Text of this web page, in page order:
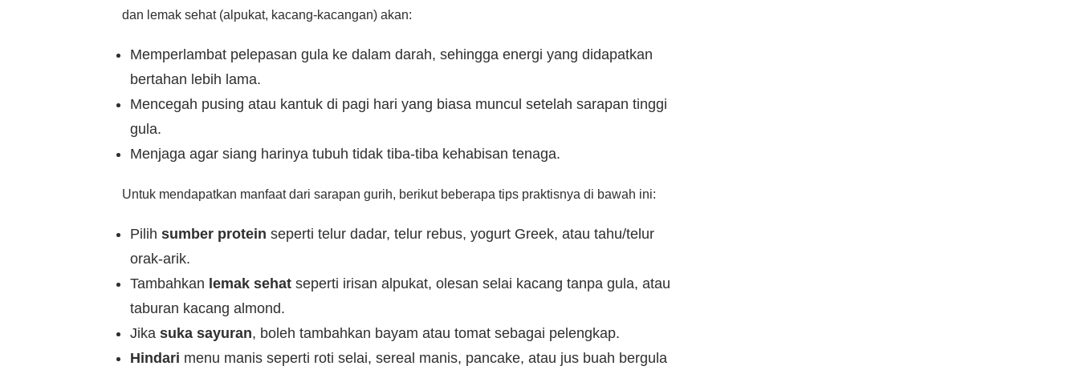
dan lemak sehat (alpukat, kacang-kacangan) akan:
Memperlambat pelepasan gula ke dalam darah, sehingga energi yang didapatkan
bertahan lebih lama.
Mencegah pusing atau kantuk di pagi hari yang biasa muncul setelah sarapan tinggi
gula.
Menjaga agar siang harinya tubuh tidak tiba-tiba kehabisan tenaga.
Untuk mendapatkan manfaat dari sarapan gurih, berikut beberapa tips praktisnya di bawah ini:
Pilih sumber protein seperti telur dadar, telur rebus, yogurt Greek, atau tahu/telur
orak-arik.
Tambahkan lemak sehat seperti irisan alpukat, olesan selai kacang tanpa gula, atau
taburan kacang almond.
Jika suka sayuran, boleh tambahkan bayam atau tomat sebagai pelengkap.
Hindari menu manis seperti roti selai, sereal manis, pancake, atau jus buah bergula